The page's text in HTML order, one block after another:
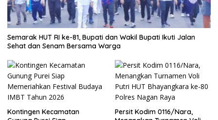
Semarak HUT RI ke-81, Bupati dan Wakil Bupati Ikuti Jalan
Sehat dan Senam Bersama Warga
Kontingen Kecamatan
Persit Kodim 0116/Nara,